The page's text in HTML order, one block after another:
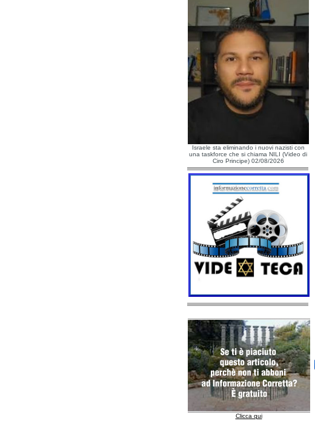
Israele sta eliminando i nuovi nazisti con
una taskforce che si chiama NILI (Video di
Ciro Principe) 02/08/2026
Clicca qui